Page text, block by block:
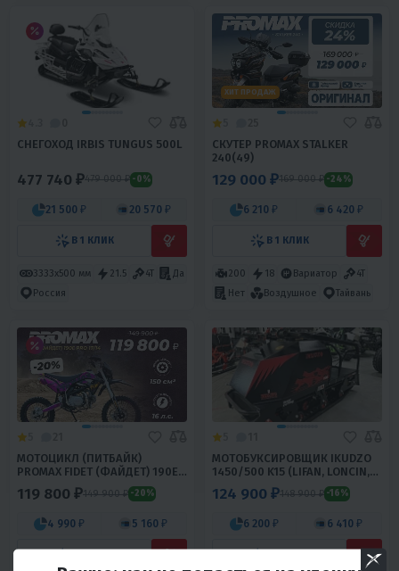
СНЕГОХОД IRBIS TUNGUS 500L
477 740 ₽479 000 ₽ -0%
21 500 ₽ 20 570 ₽
В 1 КЛИК
3333х500 мм 21.5 4T
Да
Россия
ХИТ ПРОДАЖ
СКУТЕР PROMAX STALKER
240(49)
129 000 ₽169 000 ₽ -24%
6 210 ₽ 6 420 ₽
В 1 КЛИК
200 18 Вариатор
4T
Нет
Воздушное Тайвань
МОТОЦИКЛ (ПИТБАЙК)
PROMAX FIDET (ФАЙДЕТ) 190E
119 800 ₽149 900 ₽ -20%
4 990 ₽ 5 160 ₽
МОТОБУКСИРОВЩИК IKUDZO
1450/500 K15 (LIFAN, LONCIN,
ZONGSHEN)
124 900 ₽148 900 ₽ -16%
6 200 ₽ 6 410 ₽